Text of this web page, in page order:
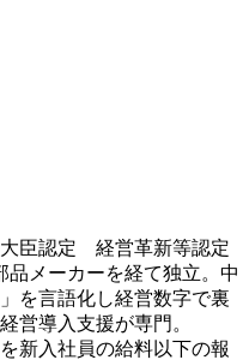
臣認定 経営革新等認定
品メーカーを経て独立。中
を言語化し経営数字で裏
営導入支援が専門。
新入社員の給料以下の報